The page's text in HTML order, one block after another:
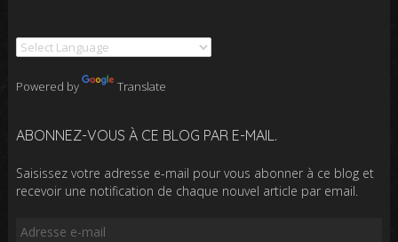
Powered by Translate
ABONNEZ-VOUS À CE BLOG PAR E-MAIL.
Saisissez votre adresse e-mail pour vous abonner à ce blog et
recevoir une notification de chaque nouvel article par email.
Adresse